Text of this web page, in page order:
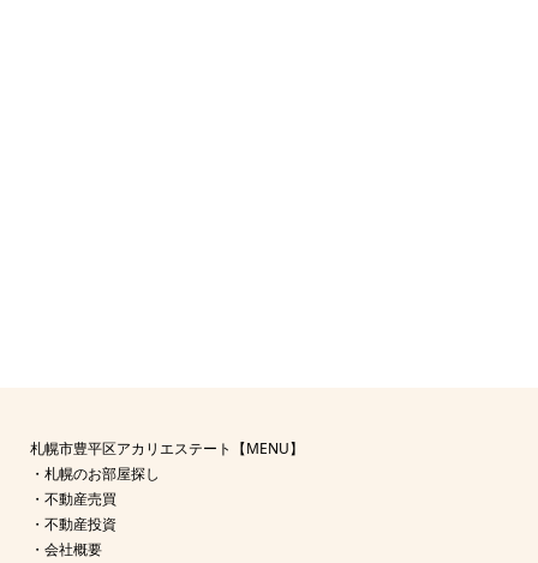
札幌市豊平区アカリエステート【MENU】
・ 札幌のお部屋探し
・ 不動産売買
・ 不動産投資
・ 会社概要